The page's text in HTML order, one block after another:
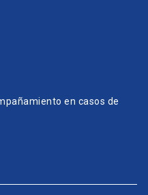
en casos de